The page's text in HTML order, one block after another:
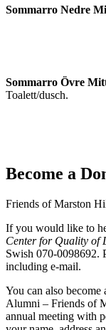
Sommarro Nedre
Sommarro Övre
Toalett/dusch.
Become a
Friends of Marston
If you would like to
Center for Quality of
Swish 070-0098692.
including e-mail.
You can also
Alumni – Friends of
annual meeting with